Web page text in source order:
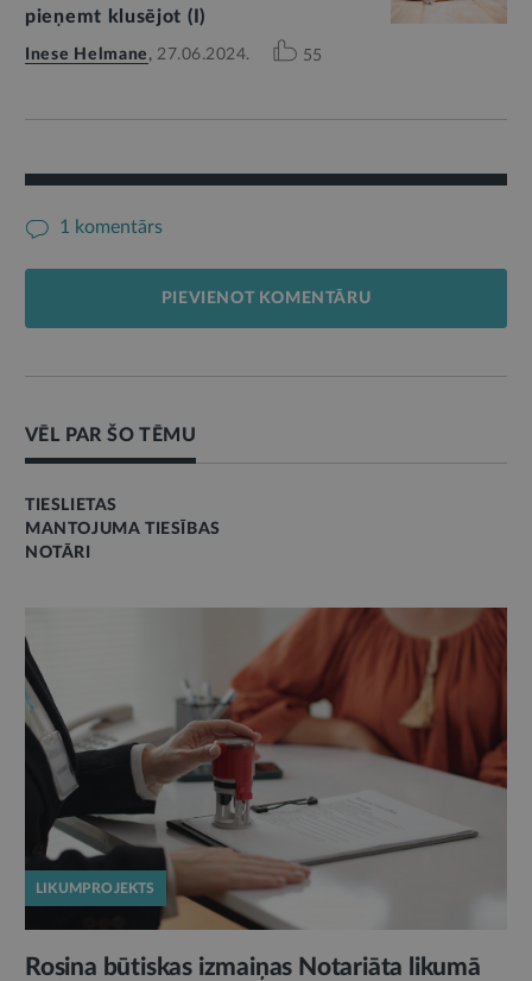
pieņemt klusējot (I)
Inese Helmane , 27.06.2024. 55
1 komentārs
PIEVIENOT KOMENTĀRU
VĒL PAR ŠO TĒMU
TIESLIETAS
MANTOJUMA TIESĪBAS
NOTĀRI
LIKUMPROJEKTS
Rosina būtiskas izmaiņas Notariāta likumā